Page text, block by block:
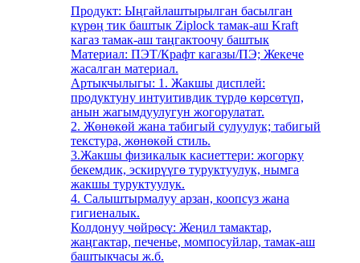
Продукт: Ыңгайлаштырылган басылган
күрөң тик баштык Ziplock тамак-аш Kraft
кагаз тамак-аш таңгактоочу баштык
Материал: ПЭТ/Крафт кагазы/ПЭ; Жекече
жасалган материал.
Артыкчылыгы: 1. Жакшы дисплей:
продуктуну интуитивдик түрдө көрсөтүп,
анын жагымдуулугун жогорулатат.
2. Жөнөкөй жана табигый сулуулук; табигый
текстура, жөнөкөй стиль.
3.Жакшы физикалык касиеттери: жогорку
бекемдик, эскирүүгө туруктуулук, нымга
жакшы туруктуулук.
4. Салыштырмалуу арзан, коопсуз жана
гигиеналык.
Колдонуу чөйрөсү: Жеңил тамактар,
жаңгактар, печенье, момпосуйлар, тамак-аш
баштыкчасы ж.б.